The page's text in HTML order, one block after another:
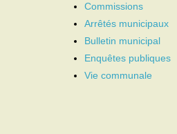
Commissions
Arrêtés municipaux
Bulletin municipal
Enquêtes publiques
Vie communale